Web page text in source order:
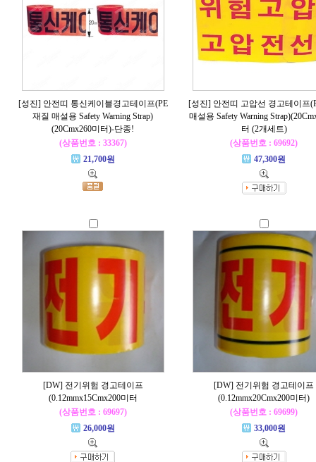
[성진] 안전띠 통신케이블경고테이프(PE
재질 매설용 Safety Warning Strap)
(20Cmx260미터)-단종!
(상품번호 : 33367)
21,700원
[성진] 안전띠 고압선 경고테이프
매설용 Safety Warning
터 (2개세트)
(상품번호 : 69692)
47,300원
[DW] 전기위험 경고테이프
(0.12mmx15Cmx200미터
(상품번호 : 69697)
26,000원
[DW] 전기위험 경고테이프
(0.12mmx20Cmx200미터)
(상품번호 : 69699)
33,000원